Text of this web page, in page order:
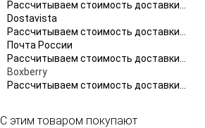
Рассчитываем стоимость доставки...
Dostavista
Рассчитываем стоимость доставки...
Почта России
Рассчитываем стоимость доставки...
Boxberry
Рассчитываем стоимость доставки...
С этим товаром покупают